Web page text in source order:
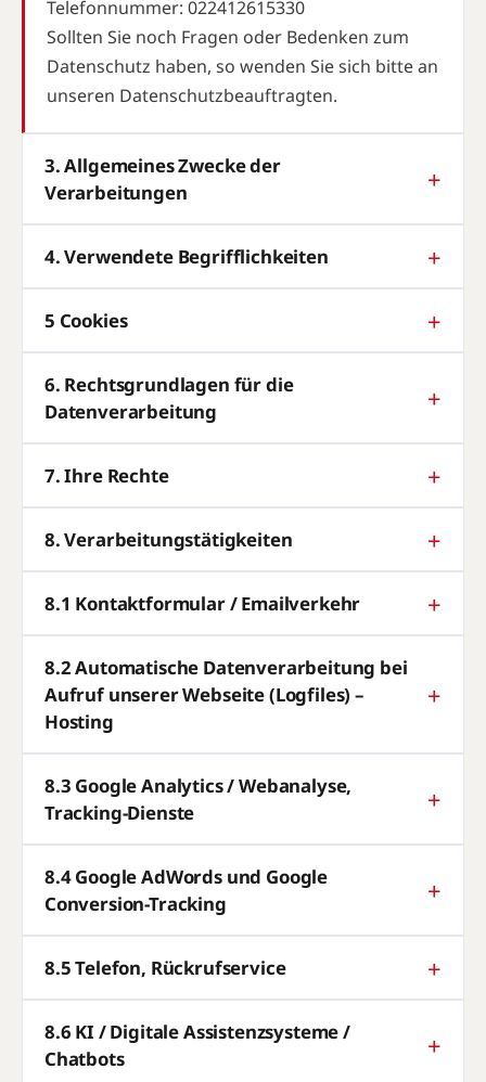
Telefonnummer: 022412615330
Sollten Sie noch Fragen oder Bedenken zum
Datenschutz haben, so wenden Sie sich bitte an
unseren Datenschutzbeauftragten.
3. Allgemeines Zwecke der
Verarbeitungen
4. Verwendete Begrifflichkeiten
5 Cookies
6. Rechtsgrundlagen für die
Datenverarbeitung
7. Ihre Rechte
8. Verarbeitungstätigkeiten
8.1 Kontaktformular / Emailverkehr
8.2 Automatische Datenverarbeitung bei
Aufruf unserer Webseite (Logfiles) –
Hosting
8.3 Google Analytics / Webanalyse,
Tracking-Dienste
8.4 Google AdWords und Google
Conversion-Tracking
8.5 Telefon, Rückrufservice
8.6 KI / Digitale Assistenzsysteme /
Chatbots